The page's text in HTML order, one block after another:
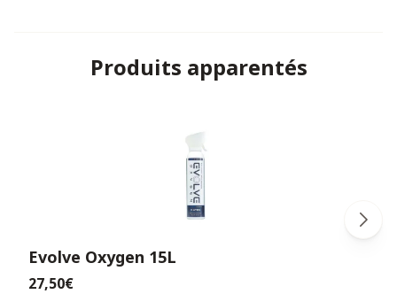
Produits apparentés
Evolve Oxygen 15L
27,50€